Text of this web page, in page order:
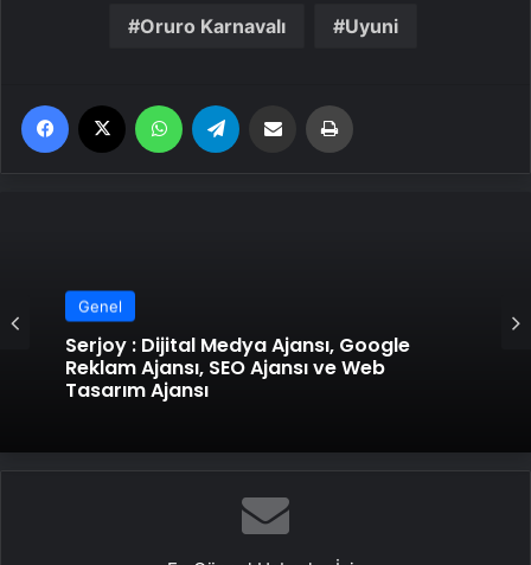
Oruro Karnavalı Uyuni
Facebook WhatsApp Email'den paylaş
Genel
Serjoy : Dijital Medya Ajansı, Google
Reklam Ajansı, SEO Ajansı ve Web
Tasarım Ajansı